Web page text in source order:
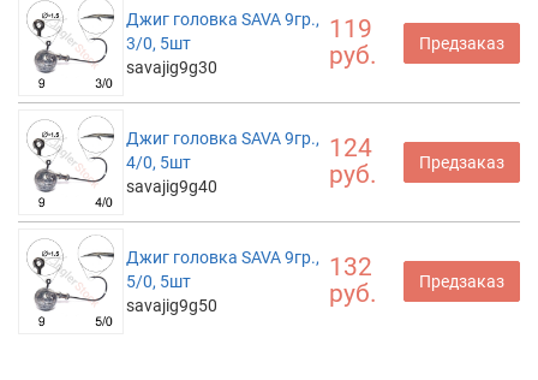
Джиг головка SAVA 9гр.,
3/0, 5шт
savajig9g30
119
руб.
Предзаказ
Джиг головка SAVA 9гр.,
4/0, 5шт
savajig9g40
124
руб.
Предзаказ
Джиг головка SAVA 9гр.,
5/0, 5шт
savajig9g50
132
руб.
Предзаказ